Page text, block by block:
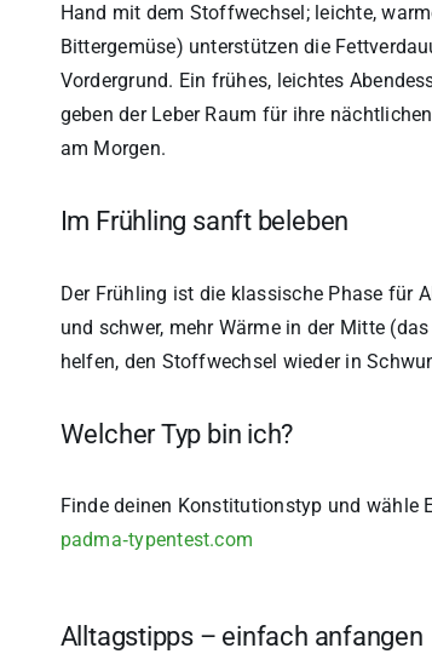
Hand mit dem Stoffwechsel; leichte,
Bittergemüse) unterstützen die
Vordergrund. Ein frühes, leichtes
geben der Leber Raum für ihre
am Morgen.
Im Frühling sanft beleben
Der Frühling ist die klassische Phase für
und schwer, mehr Wärme in der Mitte
helfen, den Stoffwechsel wieder in
Welcher Typ bin ich?
Finde deinen Konstitutionstyp und wähle
padma‑typentest.com
Alltagstipps – einfach anfangen